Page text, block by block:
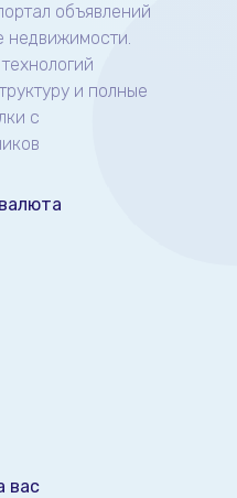
объявлений
недвижимости.
и полные
с
вас